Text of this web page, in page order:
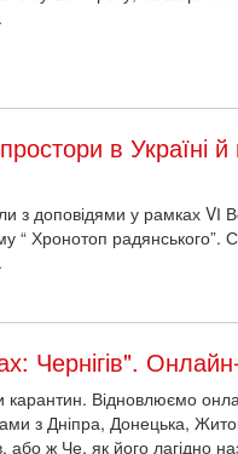
з доповідями у рамках VІ
“ Хронотоп радянського”.
з Дніпра, Донецька,
ж Че, як його лагідно
там значно відчутніший,